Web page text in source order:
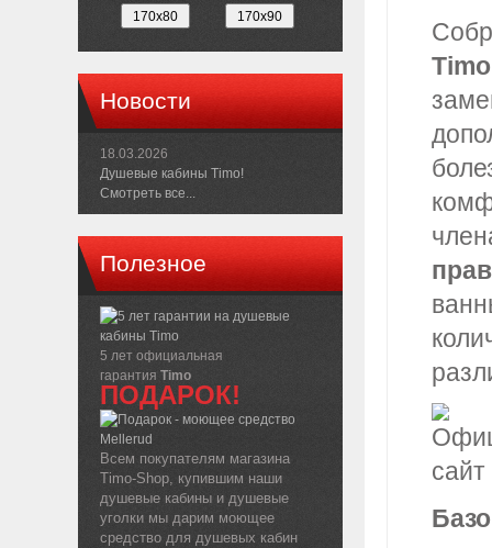
Новости
18.03.2026
Душевые кабины Timo!
Смотреть все...
Полезное
5 лет официальная
гарантия Timo
ПОДАРОК!
Всем покупателям магазина
Timo-Shop, купившим наши
душевые кабины и душевые
уголки мы дарим моющее
средство для душевых кабин